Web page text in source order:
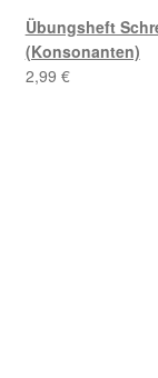
Übungsheft
(Konsonanten)
2,99 €